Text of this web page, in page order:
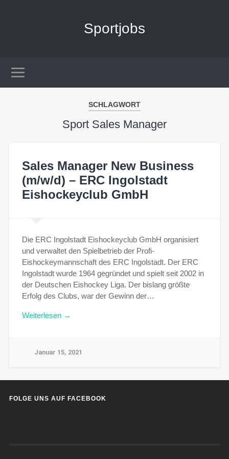
Sportjobs
SCHLAGWORT
Sport Sales Manager
Sales Manager New Business
(m/w/d) – ERC Ingolstadt
Eishockeyclub GmbH
Die ERC Ingolstadt Eishockeyclub GmbH organisiert
und verwaltet den Spielbetrieb der Profi-
Eishockeymannschaft des ERC Ingolstadt. Der ERC
Ingolstadt wurde 1964 gegründet und spielt seit 2002 in
der Deutschen Eishockey Liga. Der bislang größte
Erfolg des Clubs, war der Gewinn der…
Weiterlesen →
Januar 15, 2021
FOLGE UNS AUF FACEBOOK